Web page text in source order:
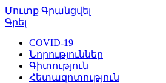
Մուտք Գրանցվել
Գրել
COVID-19
Նորություններ
Գիտություն
Հետազոտություն